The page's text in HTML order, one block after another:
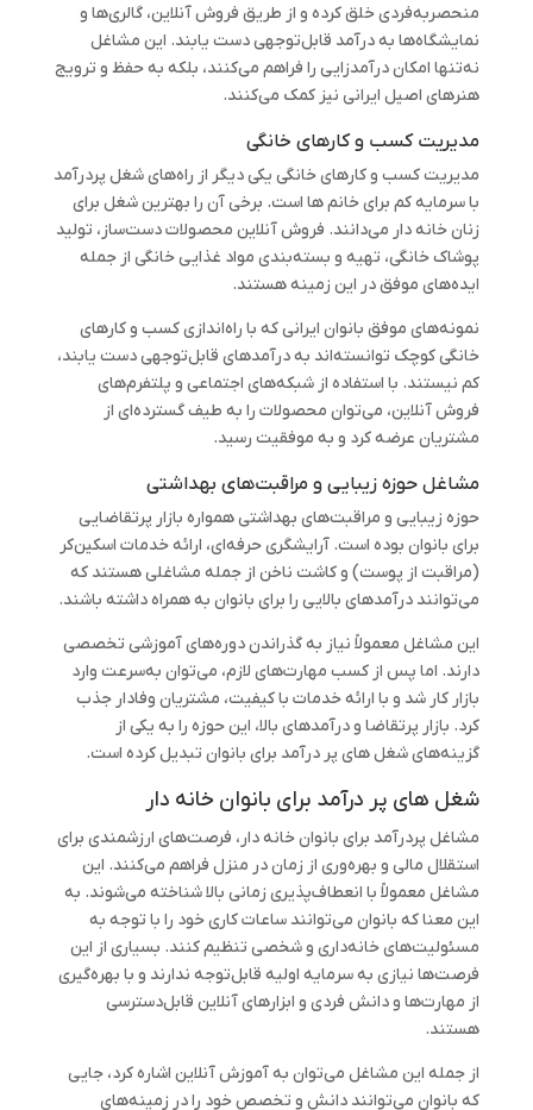
منحصربه‌فردی خلق کرده و از طریق فروش آنلاین، گالری‌ها و
نمایشگاه‌ها به درآمد قابل‌توجهی دست یابند. این مشاغل
نه‌تنها امکان درآمدزایی را فراهم می‌کنند، بلکه به حفظ و ترویج
هنرهای اصیل ایرانی نیز کمک می‌کنند.
مدیریت کسب و کارهای خانگی
مدیریت کسب و کارهای خانگی یکی دیگر از راه‌های شغل پردرآمد
با سرمایه کم برای خانم ها است. برخی آن را بهترین شغل برای
زنان خانه دار می‌دانند. فروش آنلاین محصولات دست‌ساز، تولید
پوشاک خانگی، تهیه و بسته‌بندی مواد غذایی خانگی از جمله
ایده‌های موفق در این زمینه هستند.
نمونه‌های موفق بانوان ایرانی که با راه‌اندازی کسب و کارهای
خانگی کوچک توانسته‌اند به درآمدهای قابل‌توجهی دست یابند،
کم نیستند. با استفاده از شبکه‌های اجتماعی و پلتفرم‌های
فروش آنلاین، می‌توان محصولات را به طیف گسترده‌ای از
مشتریان عرضه کرد و به موفقیت رسید.
مشاغل حوزه زیبایی و مراقبت‌های بهداشتی
حوزه زیبایی و مراقبت‌های بهداشتی همواره بازار پرتقاضایی
برای بانوان بوده است. آرایشگری حرفه‌ای، ارائه خدمات اسکین‌کر
(مراقبت از پوست) و کاشت ناخن از جمله مشاغلی هستند که
می‌توانند درآمدهای بالایی را برای بانوان به همراه داشته باشند.
این مشاغل معمولاً نیاز به گذراندن دوره‌های آموزشی تخصصی
دارند. اما پس از کسب مهارت‌های لازم، می‌توان به‌سرعت وارد
بازار کار شد و با ارائه خدمات با کیفیت، مشتریان وفادار جذب
کرد. بازار پرتقاضا و درآمدهای بالا، این حوزه را به یکی از
گزینه‌های شغل های پر درآمد برای بانوان تبدیل کرده است.
شغل های پر درآمد برای بانوان خانه دار
مشاغل پردرآمد برای بانوان خانه ‌دار، فرصت‌های ارزشمندی برای
استقلال مالی و بهره‌وری از زمان در منزل فراهم می‌کنند. این
مشاغل معمولاً با انعطاف‌پذیری زمانی بالا شناخته می‌شوند. به
این معنا که بانوان می‌توانند ساعات کاری خود را با توجه به
مسئولیت‌های خانه‌داری و شخصی تنظیم کنند. بسیاری از این
فرصت‌ها نیازی به سرمایه اولیه قابل‌توجه ندارند و با بهره‌گیری
از مهارت‌ها و دانش فردی و ابزارهای آنلاین قابل‌دسترسی
هستند.
از جمله این مشاغل می‌توان به آموزش آنلاین اشاره کرد، جایی
که بانوان می‌توانند دانش و تخصص خود را در زمینه‌های